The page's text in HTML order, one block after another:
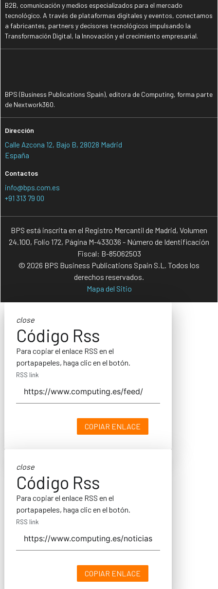
B2B, comunicación y medios especializados para el mercado
tecnológico. A través de plataformas digitales y eventos, conectamos
a fabricantes, partners y decisores tecnológicos impulsando la
Transformación Digital, la Innovación y el crecimiento empresarial.
BPS (Business Publications Spain), editora de Computing, forma parte
de Nextwork360.
Dirección
Calle Azcona 12, Bajo B, 28028 Madrid
España
Contactos
info@bps.com.es
+91 313 79 00
BPS está inscrita en el Registro Mercantil de Madrid, Volumen
24.100, Folio 172, Página M-433036 - Número de Identificación
Fiscal: B-85062503
© 2026 BPS Business Publications Spain S.L. Todos los
derechos reservados.
Mapa del Sitio
close
Código Rss
Para copiar el enlace RSS en el
portapapeles, haga clic en el botón.
RSS link
COPIAR ENLACE
close
Código Rss
Para copiar el enlace RSS en el
portapapeles, haga clic en el botón.
RSS link
COPIAR ENLACE